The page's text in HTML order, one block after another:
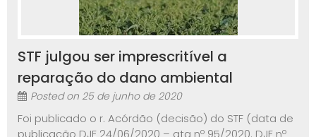
STF julgou ser imprescritível a
reparação do dano ambiental
Posted on 25 de junho de 2020
Foi publicado o r. Acórdão (decisão) do STF (data de
publicação DJE 24/06/2020 – ata nº 95/2020. DJE nº